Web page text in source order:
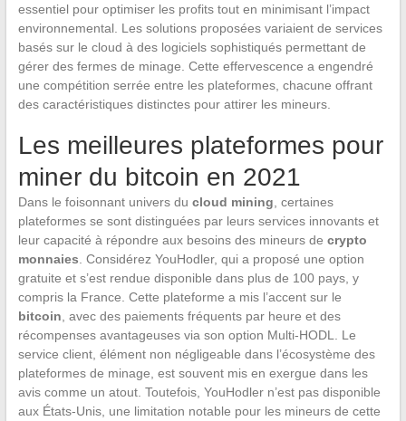
essentiel pour optimiser les profits tout en minimisant l’impact
environnemental. Les solutions proposées variaient de services
basés sur le cloud à des logiciels sophistiqués permettant de
gérer des fermes de minage. Cette effervescence a engendré
une compétition serrée entre les plateformes, chacune offrant
des caractéristiques distinctes pour attirer les mineurs.
Les meilleures plateformes pour
miner du bitcoin en 2021
Dans le foisonnant univers du cloud mining , certaines
plateformes se sont distinguées par leurs services innovants et
leur capacité à répondre aux besoins des mineurs de crypto
monnaies . Considérez YouHodler, qui a proposé une option
gratuite et s’est rendue disponible dans plus de 100 pays, y
compris la France. Cette plateforme a mis l’accent sur le
bitcoin , avec des paiements fréquents par heure et des
récompenses avantageuses via son option Multi-HODL. Le
service client, élément non négligeable dans l’écosystème des
plateformes de minage, est souvent mis en exergue dans les
avis comme un atout. Toutefois, YouHodler n’est pas disponible
aux États-Unis, une limitation notable pour les mineurs de cette